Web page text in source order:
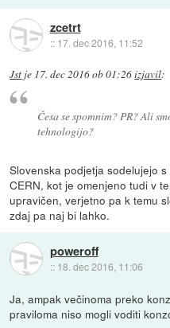
zcetrt
:: 17. dec 2016, 11:52
Jst je 17. dec 2016 ob 01:26izjavil:
Česa se spomnim? PR? Ali
tehnologijo?
Slovenska podjetja sodelujejo
CERN, kot je omenjeno tudi v
upravičen, verjetno pa k temu
zdaj pa naj bi lahko.
poweroff
:: 18. dec 2016, 11:06
Ja, ampak večinoma preko
praviloma niso mogli voditi